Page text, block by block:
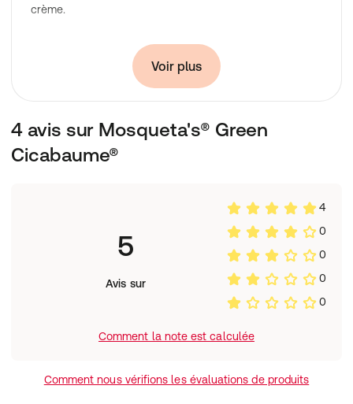
crème.
Calendula officinalis (extrait) et Heliantus annuus (huile),
Rosa Moschata (huile de graines), Cera Alba, Tocopheryl
Acetate, Lavandula Angustifolia (huile), Daucus Carota
Usnea Barbata (extrait ).
Voir plus
4 avis sur Mosqueta's® Green
Cicabaume®
5
Avis sur
4
0
0
0
0
Comment la note est calculée
Comment nous vérifions les évaluations de produits